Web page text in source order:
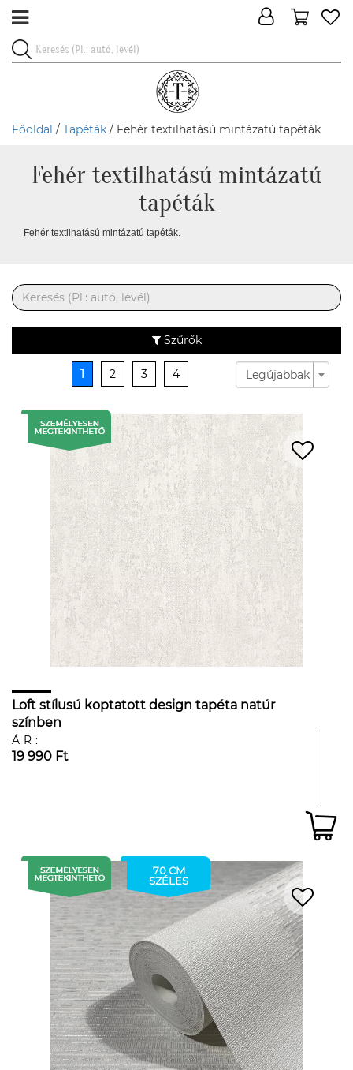
Főoldal / Tapéták / Fehér textilhatású mintázatú tapéták
Fehér textilhatású mintázatú
tapéták
Fehér textilhatású mintázatú tapéták.
Szűrők
1 2 3 4 Legújabbak
Loft stílusú koptatott design tapéta natúr
színben
ÁR:
19 990 Ft
70 CM
SZÉLES